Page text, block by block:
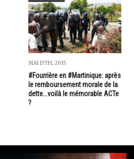
MAI 15TH, 2015
#Fourrière en #Martinique: après
le remboursement morale de la
dette...voilà le mémorable ACTe
?